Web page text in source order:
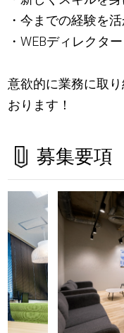
・今までの経験を
・WEBディレクタ
意欲的に業務に取
おります！
募集要項